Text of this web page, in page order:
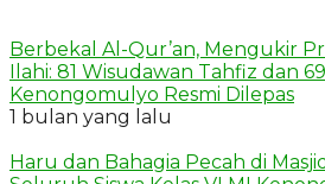
Berbekal Al-Qur’an, Mengukir
Ilahi: 81 Wisudawan Tahfiz dan
Kenongomulyo Resmi Dilepas
1 bulan yang lalu
Haru dan Bahagia Pecah di